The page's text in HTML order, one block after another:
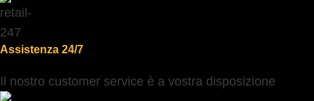
Assistenza 24/7
Il nostro customer service è a vostra disposizione